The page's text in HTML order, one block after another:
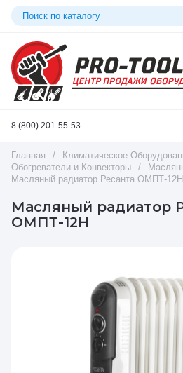
8 (800) 201-55-53
Главная / Климатическое
Обогреватели и Конвекторы
/
Масляный радиатор Ресанта ОМПТ-12Н
Масляный радиатор
ОМПТ-12Н